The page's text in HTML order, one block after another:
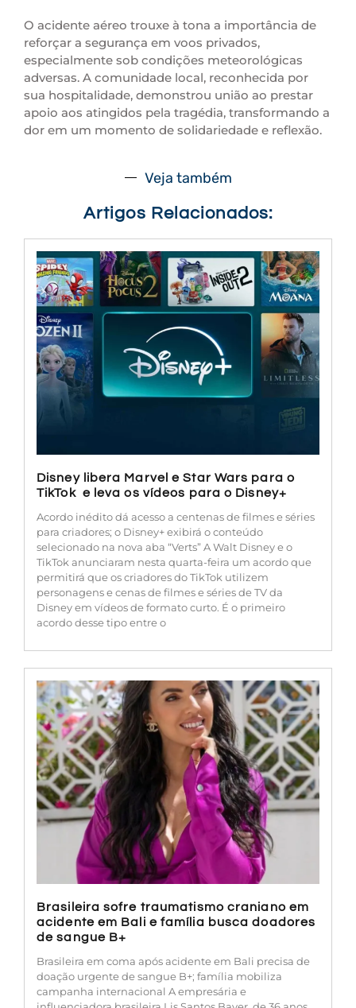
O acidente aéreo trouxe à tona a importância de
reforçar a segurança em voos privados,
especialmente sob condições meteorológicas
adversas. A comunidade local, reconhecida por
sua hospitalidade, demonstrou união ao prestar
apoio aos atingidos pela tragédia, transformando a
dor em um momento de solidariedade e reflexão.
Veja também
Artigos Relacionados:
Disney libera Marvel e Star Wars para o
TikTok e leva os vídeos para o Disney+
Acordo inédito dá acesso a centenas de filmes e séries
para criadores; o Disney+ exibirá o conteúdo
selecionado na nova aba “Verts” A Walt Disney e o
TikTok anunciaram nesta quarta-feira um acordo que
permitirá que os criadores do TikTok utilizem
personagens e cenas de filmes e séries de TV da
Disney em vídeos de formato curto. É o primeiro
acordo desse tipo entre o
Brasileira sofre traumatismo craniano em
acidente em Bali e família busca doadores
de sangue B+
Brasileira em coma após acidente em Bali precisa de
doação urgente de sangue B+; família mobiliza
campanha internacional A empresária e